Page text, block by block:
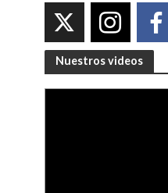
Nuestros videos